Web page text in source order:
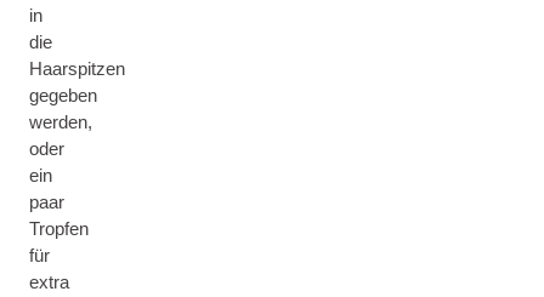
in
die
Haarspitzen
gegeben
werden,
oder
ein
paar
Tropfen
für
extra